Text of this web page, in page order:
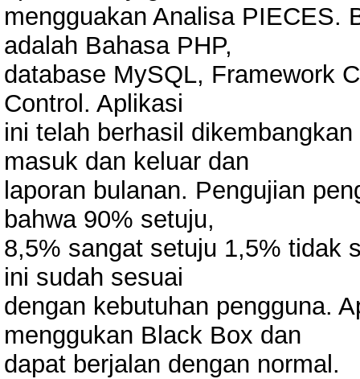
mengguakan Analisa PIECES.
adalah Bahasa PHP,
database MySQL, Framework
Control. Aplikasi
ini telah berhasil
masuk dan keluar dan
laporan bulanan. Pengujian
bahwa 90% setuju,
8,5% sangat setuju 1,5% tidak
ini sudah sesuai
dengan kebutuhan pengguna.
menggukan Black Box dan
dapat berjalan dengan normal.